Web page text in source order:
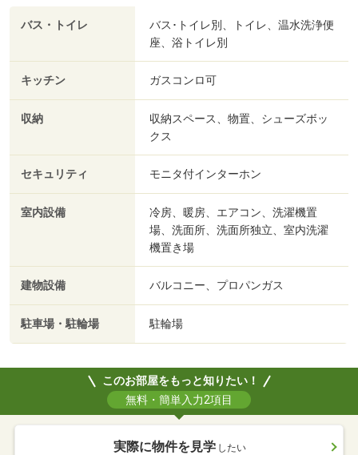
バス・トイレ
バス･トイレ別、トイレ、温水洗浄便
座、浴トイレ別
キッチン ガスコンロ可
収納
収納スペース、物置、シューズボッ
クス
セキュリティ モニタ付インターホン
室内設備
冷房、暖房、エアコン、洗濯機置
場、洗面所、洗面所独立、室内洗濯
機置き場
建物設備 バルコニー、プロパンガス
駐車場・駐輪場 駐輪場
このお部屋をもっと知りたい！
無料・簡単入力2項目
実際に物件を見学 したい